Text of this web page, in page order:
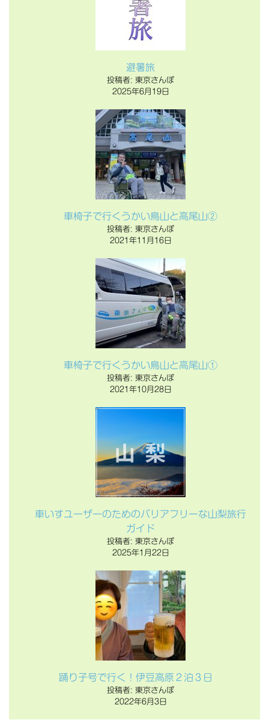
避暑旅
投稿者: 東京さんぽ
2025年6月19日
車椅子で行くうかい鳥山と高尾山②
投稿者: 東京さんぽ
2021年11月16日
車椅子で行くうかい鳥山と高尾山①
投稿者: 東京さんぽ
2021年10月28日
車いすユーザーのためのバリアフリーな山梨旅行
ガイド
投稿者: 東京さんぽ
2025年1月22日
踊り子号で行く！伊豆高原２泊３日
投稿者: 東京さんぽ
2022年6月3日